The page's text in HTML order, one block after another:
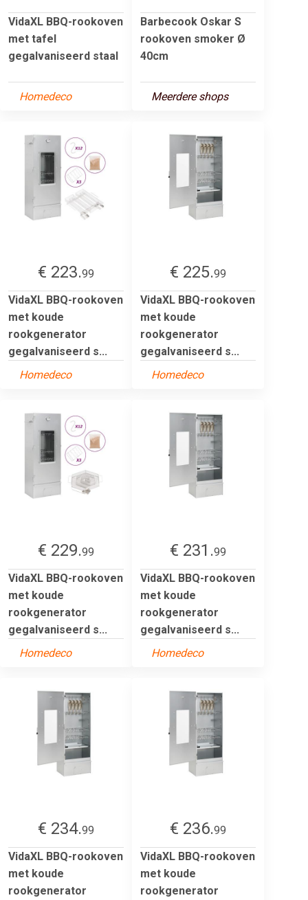
VidaXL BBQ-rookoven
met tafel
gegalvaniseerd staal
Homedeco
Barbecook Oskar S
rookoven smoker Ø
40cm
Meerdere shops
€ 223.99
VidaXL BBQ-rookoven
met koude
rookgenerator
gegalvaniseerd s...
Homedeco
€ 225.99
VidaXL BBQ-rookoven
met koude
rookgenerator
gegalvaniseerd s...
Homedeco
€ 229.99
VidaXL BBQ-rookoven
met koude
rookgenerator
gegalvaniseerd s...
Homedeco
€ 231.99
VidaXL BBQ-rookoven
met koude
rookgenerator
gegalvaniseerd s...
Homedeco
€ 234.99
VidaXL BBQ-rookoven
met koude
rookgenerator
€ 236.99
VidaXL BBQ-rookoven
met koude
rookgenerator